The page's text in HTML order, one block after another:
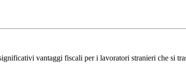
vantaggi fiscali per i lavoratori stranieri che si